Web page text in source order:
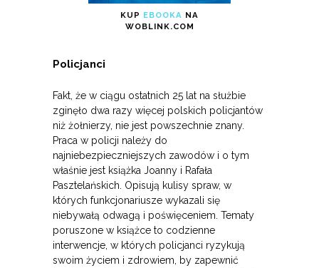
KUP EBOOKA NA
WOBLINK.COM
Policjanci
Fakt, że w ciągu ostatnich 25 lat na służbie
zginęło dwa razy więcej polskich policjantów
niż żołnierzy, nie jest powszechnie znany.
Praca w policji należy do
najniebezpieczniejszych zawodów i o tym
właśnie jest książka Joanny i Rafała
Pasztelańskich. Opisują kulisy spraw, w
których funkcjonariusze wykazali się
niebywałą odwagą i poświęceniem. Tematy
poruszone w książce to codzienne
interwencje, w których policjanci ryzykują
swoim życiem i zdrowiem, by zapewnić